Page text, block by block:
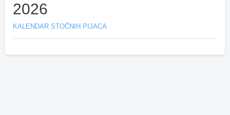
2026
KALENDAR STOČNIH PIJACA